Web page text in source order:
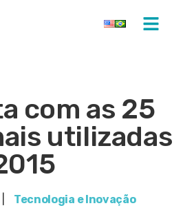
com as 25
utilizadas
Tecnologia e Inovação